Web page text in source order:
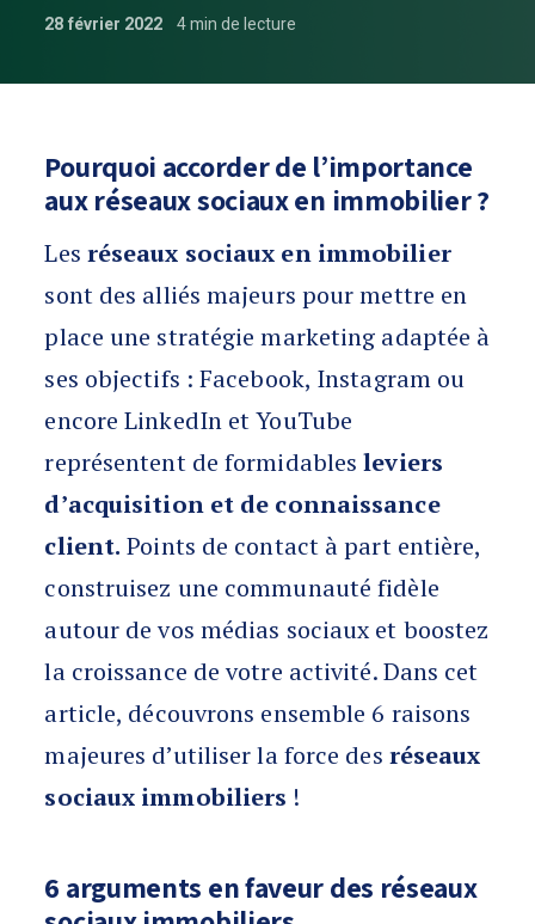
28 février 2022 4min de lecture
L’importance des réseaux sociaux en
Pourquoi accorder de l’importance
aux réseaux sociaux en immobilier ?
Les réseaux sociaux en immobilier
sont des alliés majeurs pour mettre en
place une stratégie marketing adaptée à
ses objectifs : Facebook, Instagram ou
encore LinkedIn et YouTube
représentent de formidablesleviers
d’acquisition et de connaissance
client. Points de contact à part entière,
construisez une communauté fidèle
autour de vos médias sociaux et boostez
la croissance de votre activité. Dans cet
article, découvrons ensemble 6 raisons
majeures d’utiliser la force des réseaux
sociaux immobiliers !
6 arguments en faveur des réseaux